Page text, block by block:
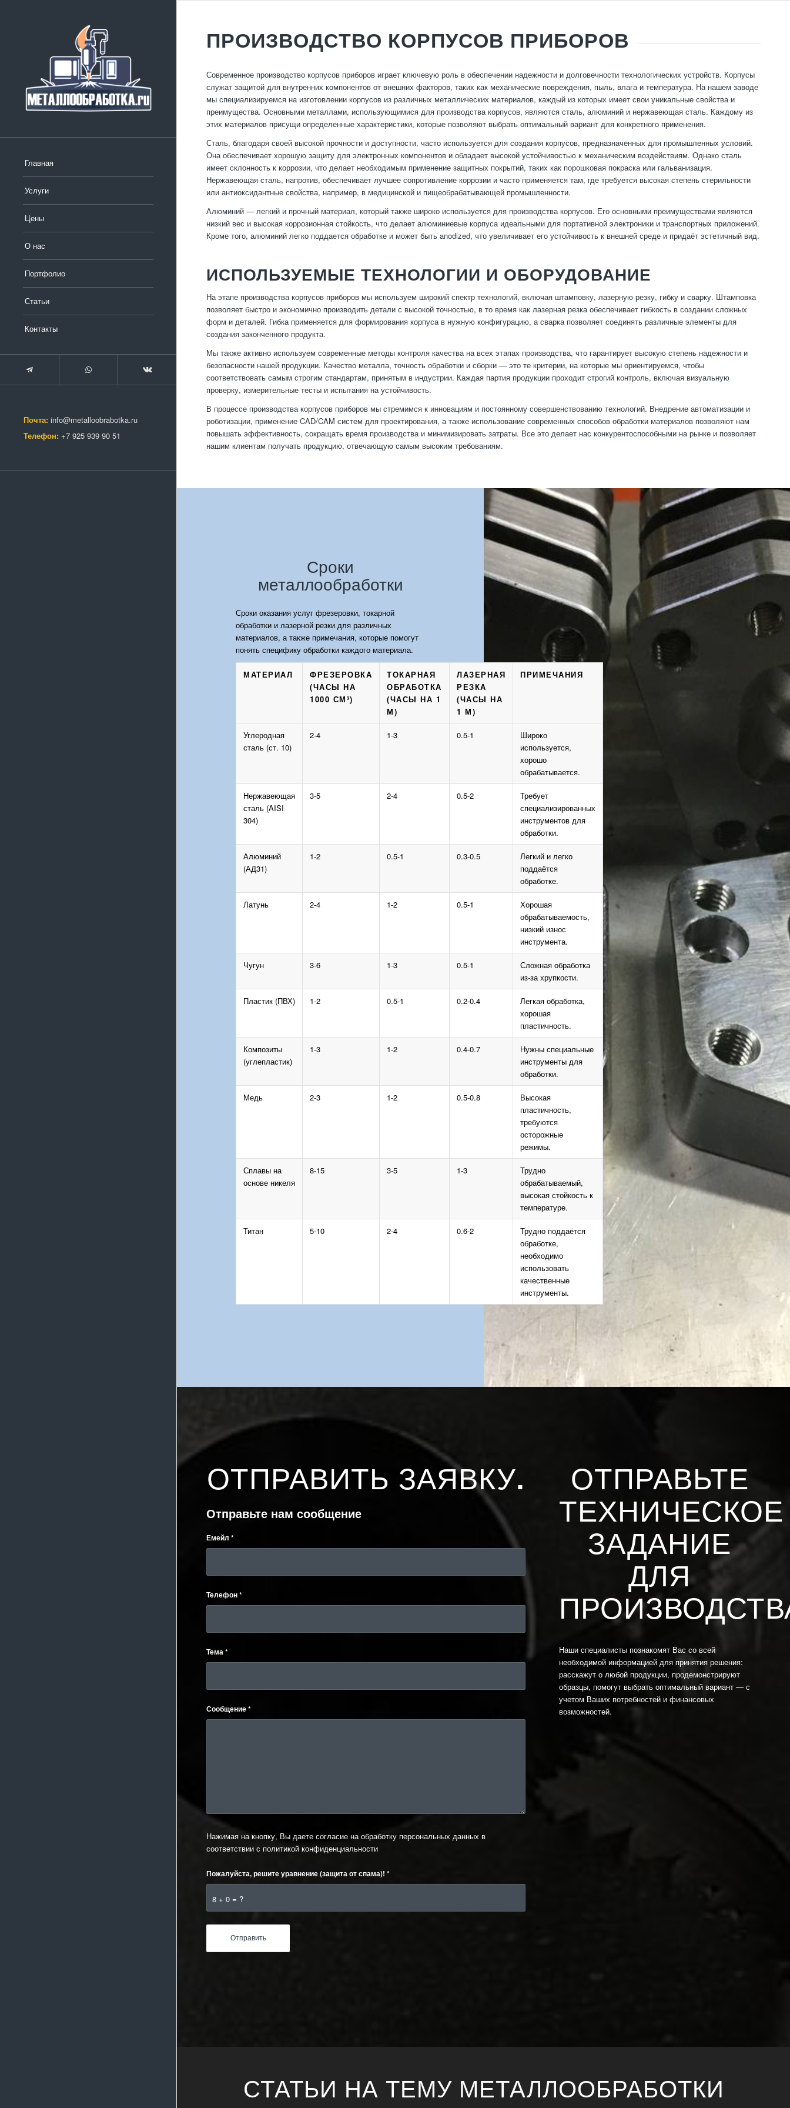
Главная
Услуги
Цены
О нас
Портфолио
Статьи
Контакты
Почта: info@metalloobrabotka.ru
Телефон: +7 925 939 90 51
ПРОИЗВОДСТВО КОРПУСОВ ПРИБОРОВ
Современное производство корпусов приборов играет ключевую роль в обеспечении надежности и долговечности технологических устройств. Корпусы
служат защитой для внутренних компонентов от внешних факторов, таких как механические повреждения, пыль, влага и температура. На нашем заводе
мы специализируемся на изготовлении корпусов из различных металлических материалов, каждый из которых имеет свои уникальные свойства и
преимущества. Основными металлами, использующимися для производства корпусов, являются сталь, алюминий и нержавеющая сталь. Каждому из
этих материалов присущи определенные характеристики, которые позволяют выбрать оптимальный вариант для конкретного применения.
Сталь, благодаря своей высокой прочности и доступности, часто используется для создания корпусов, предназначенных для промышленных условий.
Она обеспечивает хорошую защиту для электронных компонентов и обладает высокой устойчивостью к механическим воздействиям. Однако сталь
имеет склонность к коррозии, что делает необходимым применение защитных покрытий, таких как порошковая покраска или гальванизация.
Нержавеющая сталь, напротив, обеспечивает лучшее сопротивление коррозии и часто применяется там, где требуется высокая степень стерильности
или антиоксидантные свойства, например, в медицинской и пищеобрабатывающей промышленности.
Алюминий — легкий и прочный материал, который также широко используется для производства корпусов. Его основными преимуществами являются
низкий вес и высокая коррозионная стойкость, что делает алюминиевые корпуса идеальными для портативной электроники и транспортных приложений.
Кроме того, алюминий легко поддается обработке и может быть anodized, что увеличивает его устойчивость к внешней среде и придаёт эстетичный вид.
ИСПОЛЬЗУЕМЫЕ ТЕХНОЛОГИИ И ОБОРУДОВАНИЕ
На этапе производства корпусов приборов мы используем широкий спектр технологий, включая штамповку, лазерную резку, гибку и сварку. Штамповка
позволяет быстро и экономично производить детали с высокой точностью, в то время как лазерная резка обеспечивает гибкость в создании сложных
форм и деталей. Гибка применяется для формирования корпуса в нужную конфигурацию, а сварка позволяет соединять различные элементы для
создания законченного продукта.
Мы также активно используем современные методы контроля качества на всех этапах производства, что гарантирует высокую степень надежности и
безопасности нашей продукции. Качество металла, точность обработки и сборки — это те критерии, на которые мы ориентируемся, чтобы
соответствовать самым строгим стандартам, принятым в индустрии. Каждая партия продукции проходит строгий контроль, включая визуальную
проверку, измерительные тесты и испытания на устойчивость.
В процессе производства корпусов приборов мы стремимся к инновациям и постоянному совершенствованию технологий. Внедрение автоматизации и
роботизации, применение CAD/CAM систем для проектирования, а также использование современных способов обработки материалов позволяют нам
повышать эффективность, сокращать время производства и минимизировать затраты. Все это делает нас конкурентоспособными на рынке и позволяет
нашим клиентам получать продукцию, отвечающую самым высоким требованиям.
Сроки
металлообработки
Сроки оказания услуг фрезеровки, токарной
обработки и лазерной резки для различных
материалов, а также примечания, которые помогут
понять специфику обработки каждого материала.
МАТЕРИАЛ
ФРЕЗЕРОВКА
(ЧАСЫ НА
1000 СМ³)
ТОКАРНАЯ
ОБРАБОТКА
(ЧАСЫ НА 1
М)
ЛАЗЕРНАЯ
РЕЗКА
(ЧАСЫ НА
1 М)
ПРИМЕЧАНИЯ
Углеродная
сталь (ст. 10)
2-4 1-3 0.5-1
Широко
используется,
хорошо
обрабатывается.
Нержавеющая
сталь (AISI
304)
3-5 2-4 0.5-2
Требует
специализированных
инструментов для
обработки.
Алюминий
(АД31)
1-2 0.5-1 0.3-0.5
Легкий и легко
поддаётся
обработке.
Латунь 2-4 1-2 0.5-1
Хорошая
обрабатываемость,
низкий износ
инструмента.
Чугун 3-6 1-3 0.5-1
Сложная обработка
из-за хрупкости.
Пластик (ПВХ) 1-2 0.5-1 0.2-0.4
Легкая обработка,
хорошая
пластичность.
Композиты
(углепластик)
1-3 1-2 0.4-0.7
Нужны специальные
инструменты для
обработки.
Медь 2-3 1-2 0.5-0.8
Высокая
пластичность,
требуются
осторожные
режимы.
Сплавы на
основе никеля
8-15 3-5 1-3
Трудно
обрабатываемый,
высокая стойкость к
температуре.
Титан 5-10 2-4 0.6-2
Трудно поддаётся
обработке,
необходимо
использовать
качественные
инструменты.
ОТПРАВИТЬ ЗАЯВКУ.
Отправьте нам сообщение
Емейл *
Телефон*
Тема*
Сообщение*
Нажимая на кнопку, Вы даете согласие на обработку персональных данных в
соответствии с политикой конфиденциальности
8 + 0 = ?
Пожалуйста, решите уравнение (защита от спама)! *
ОТПРАВЬТЕ
ТЕХНИЧЕСКОЕ
ЗАДАНИЕ
ДЛЯ
Наши специалисты познакомят Вас со всей
необходимой информацией для принятия решения:
расскажут о любой продукции, продемонстрируют
образцы, помогут выбрать оптимальный вариант — с
учетом Ваших потребностей и финансовых
возможностей.
СТАТЬИ НА ТЕМУ МЕТАЛЛООБРАБОТКИ